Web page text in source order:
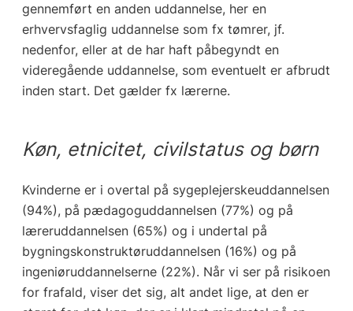
gennemført en anden uddannelse, her en
erhvervsfaglig uddannelse som fx tømrer, jf.
nedenfor, eller at de har haft påbegyndt en
videregående uddannelse, som eventuelt er afbrudt
inden start. Det gælder fx lærerne.
Køn, etnicitet, civilstatus og børn
Kvinderne er i overtal på sygeplejerskeuddannelsen
(94%), på pædagoguddannelsen (77%) og på
læreruddannelsen (65%) og i undertal på
bygningskonstruktøruddannelsen (16%) og på
ingeniøruddannelserne (22%). Når vi ser på risikoen
for frafald, viser det sig, alt andet lige, at den er